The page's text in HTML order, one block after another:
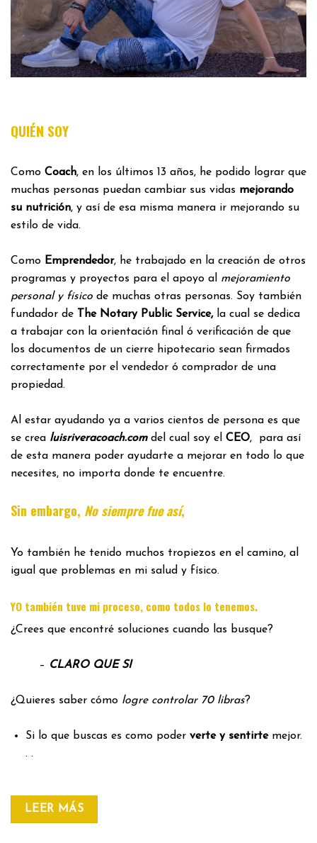
QUIÉN SOY
Como Coach, en los últimos 13 años, he podido lograr que
muchas personas puedan cambiar sus vidas mejorando
su nutrición, y así de esa misma manera ir mejorando su
estilo de vida.
Como Emprendedor, he trabajado en la creación de otros
programas y proyectos para el apoyo al mejoramiento
personal y físico de muchas otras personas. Soy también
fundador de
The Notary Public Service,la cual se dedica
a trabajar con la orientación final ó verificación de que
los documentos de un cierre hipotecario sean firmados
correctamente por el vendedor ó comprador de una
propiedad.
Al estar ayudando ya a varios cientos de persona es que
se crea luisriveracoach.comdel cual soy el CEO, para así
de esta manera poder ayudarte a mejorar en todo lo que
necesites, no importa donde te encuentre.
Sin embargo, No siempre fue así,
Yo también he tenido muchos tropiezos en el camino, al
igual que problemas en mi salud y físico.
YO también tuve mi proceso, como todos lo tenemos.
¿Crees que encontré soluciones cuando las busque?
– CLARO QUE SI
¿Quieres saber cómo logre controlar 70 libras?
Si lo que buscas es como poder verte y sentirtemejor.
. .
LEER MÁS